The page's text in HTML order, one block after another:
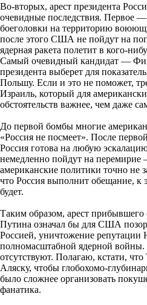
Во-вторых, арест президента
очевидные последствия. Первое —
боеголовки на территорию
после этого США не пойдут на
ядерная ракета полетит в кого-
Самый очевидный кандидат —
президента выберет для
Польшу. Если и это не поможет,
Израиль, который для
обстоятельств важнее, чем даже
До первой бомбы многие
«Россия не посмеет». После
Россия готова на любую
немедленно пойдут на перемирие
американские политики точно не
что Россия выполнит обещание, к
будет.
Таким образом, арест
Путина означал бы для США
Россией, уничтожение
полномасштабной ядерной
отсутствуют. Полагаю, кстати,
Аляску, чтобы глобохомо-
было сложнее организовать
фанатика.